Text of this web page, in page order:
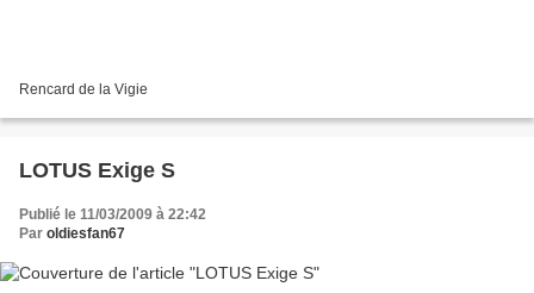
Rencard de la Vigie
LOTUS Exige S
Publié le 11/03/2009 à 22:42
Par oldiesfan67